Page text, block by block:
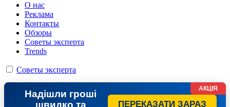
О нас
Реклама
Контакты
Обзоры
Советы эксперта
Trends
Советы эксперта
Надішли гроші
швидко та
ПЕРЕКАЗАТИ ЗАРАЗ
АКЦІЯ